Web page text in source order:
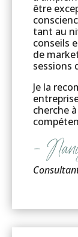
être
tant au
conseils
de
sessions
Je la
cherche
–